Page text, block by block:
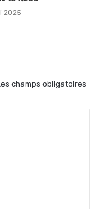
2025
champs obligatoires